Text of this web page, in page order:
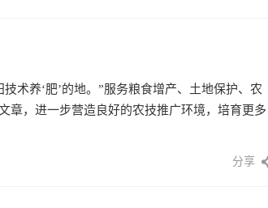
术养‘肥’的地。”服务粮食增产、土地保护、农
章，进一步营造良好的农技推广环境，培育更多
分享